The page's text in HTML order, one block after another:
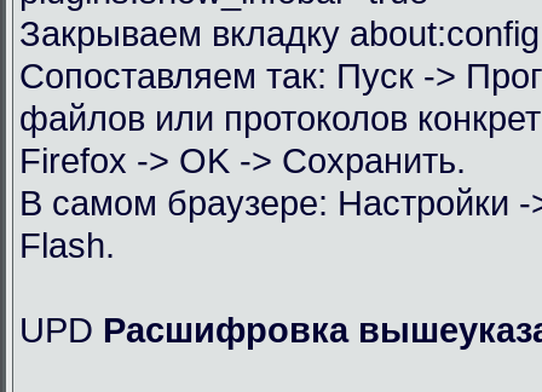
Закрываем вкладку
Сопоставляем так: Пуск ->
файлов или протоколов
Firefox -> OK -> Сохранить.
В самом браузере: Настройки
Flash.
UPD Расшифровка